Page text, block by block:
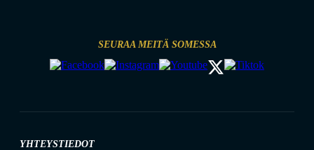
SEURAA MEITÄ SOMESSA
YHTEYSTIEDOT